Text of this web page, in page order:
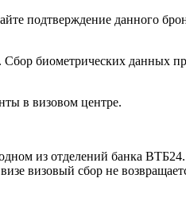
подтверждение данного
биометрических данных
в визовом центре.
из отделений банка
визовый сбор не